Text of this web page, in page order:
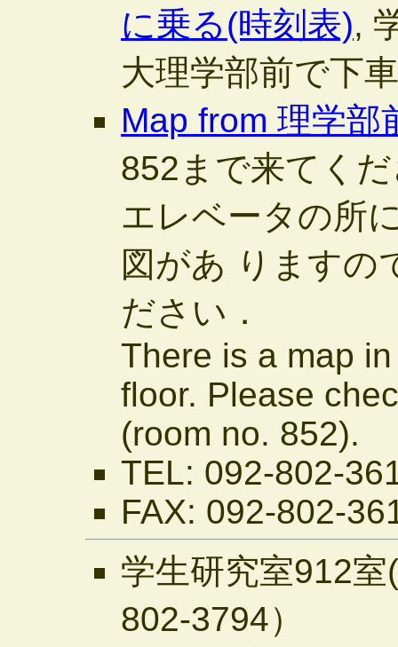
に乗る(時刻表),
大理学部前で下車
Map from 理学部
852まで来てく
エレベータの所
図があ りますの
ださい．
There is a map
floor. Please
(room no. 852).
TEL: 092-802-
FAX: 092-802-
学生研究室912
802-3794）